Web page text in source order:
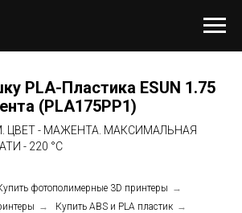
PLA-Пластика ESUN 1.75
(PLA175PP1)
ЦВЕТ - МАЖЕНТА. МАКСИМАЛЬНАЯ
- 220 °C
фотополимерные 3D принтеры →
→ Купить ABS и PLA пластик →